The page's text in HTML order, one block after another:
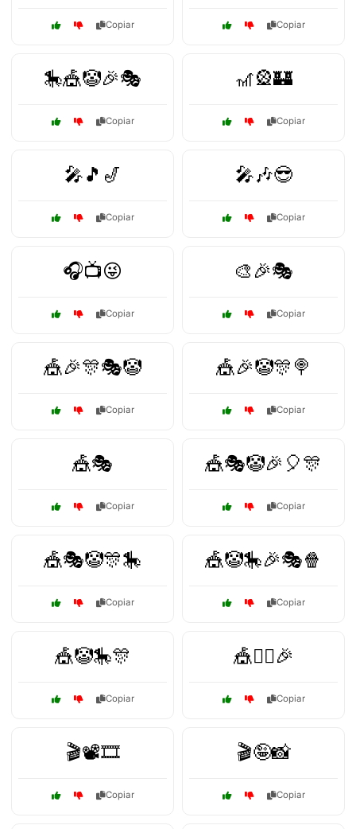
Copiar Copiar
🎠🎪🤡🎉🎭
Copiar
🎢🎡🏰
Copiar
🎤🎵🎷
Copiar
🎤🎶😎
Copiar
🎧📺😜
Copiar
🎨🎉🎭
Copiar
🎪🎉🎊🎭🤡
Copiar
🎪🎉🤡🎊🍭
Copiar
🎪🎭
Copiar
🎪🎭🤡🎉🎈🎊
Copiar
🎪🎭🤡🎊🎠
Copiar
🎪🤡🎠🎉🎭🍿
Copiar
🎪🤡🎠🎊
Copiar
🎪🤹‍♀️🎉
Copiar
🎬📽️🎞️
Copiar
🎬🤪📸
Copiar